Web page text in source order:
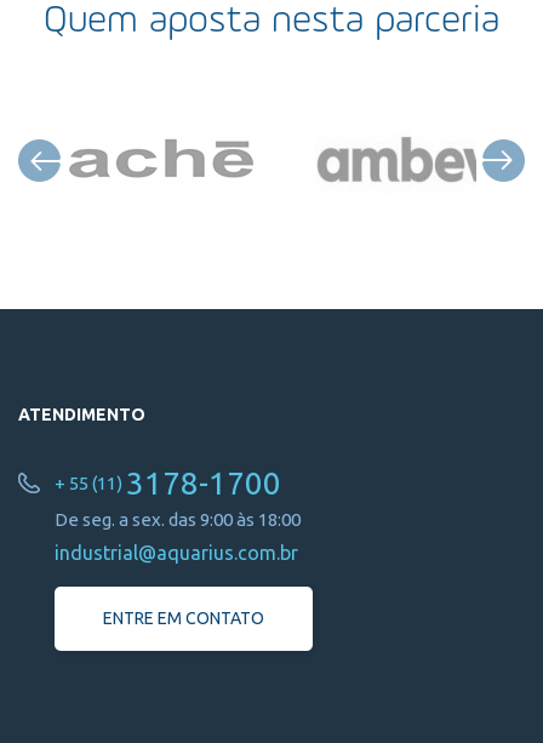
Quem aposta nesta parceria
ATENDIMENTO
+ 55 (11) 3178-1700
De seg. a sex. das 9:00 às 18:00
industrial@aquarius.com.br
ENTRE EM CONTATO